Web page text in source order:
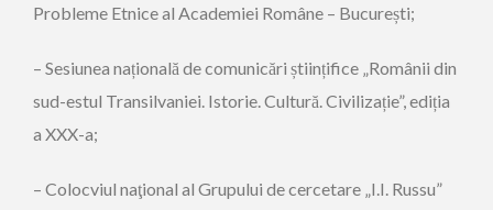
Probleme Etnice al Academiei Române – București;
– Sesiunea națională de comunicări științifice „Românii din
sud-estul Transilvaniei. Istorie. Cultură. Civilizație”, ediția
a XXX-a;
– Colocviul naţional al Grupului de cercetare „I.I. Russu”